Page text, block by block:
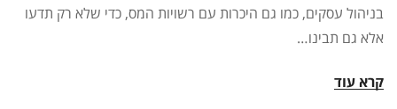
בניהול עסקים, כמו גם היכרות עם רשויות המס, כדי שלא רק תדעו
אלא גם תבינו…
קרא עוד